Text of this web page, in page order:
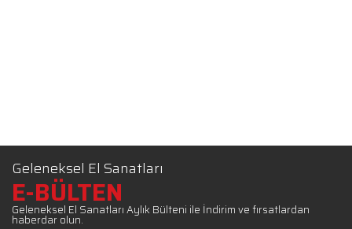
Geleneksel El Sanatları
E-BÜLTEN
Geleneksel El Sanatları Aylık Bülteni ile İndirim ve fırsatlardan
haberdar olun.